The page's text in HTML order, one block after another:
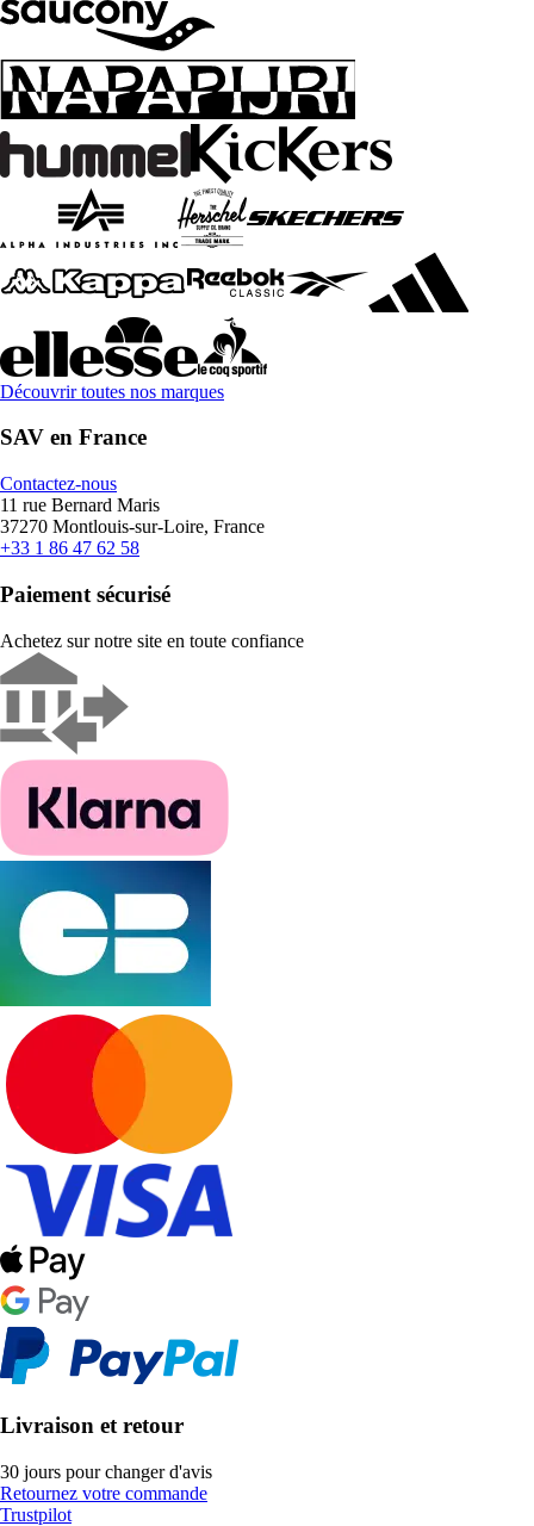
Découvrir toutes nos marques
SAV en France
Contactez-nous
11 rue Bernard Maris
37270 Montlouis-sur-Loire, France
+33 1 86 47 62 58
Paiement sécurisé
Achetez sur notre site en toute confiance
Livraison et retour
30 jours pour changer d'avis
Retournez votre commande
Trustpilot